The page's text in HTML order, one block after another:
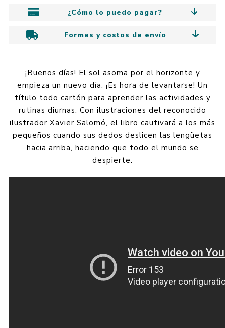
¿Cómo lo puedo pagar?
Formas y costos de envío
¡Buenos días! El sol asoma por el horizonte y
empieza un nuevo día. ¡Es hora de levantarse! Un
título todo cartón para aprender las actividades y
rutinas diurnas. Con ilustraciones del reconocido
ilustrador Xavier Salomó, el libro cautivará a los más
pequeños cuando sus dedos deslicen las lengüetas
hacia arriba, haciendo que todo el mundo se
despierte.